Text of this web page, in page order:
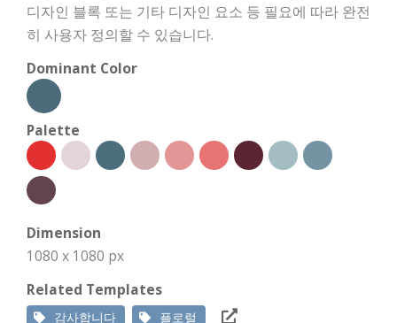
디자인 블록 또는 기타 디자인 요소 등 필요에 따라 완전
히 사용자 정의할 수 있습니다.
Dominant Color
Palette
Dimension
1080 x 1080 px
Related Templates
감사합니다 플로럴